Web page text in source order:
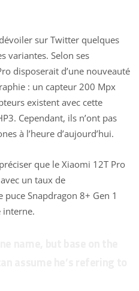
sur Twitter quelques
variantes. Selon ses
disposerait d’une nouveauté
: un capteur 200 Mpx
existent avec cette
Cependant, ils n’ont pas
à l’heure d’aujourd’hui.
que le Xiaomi 12T Pro
un taux de
Snapdragon 8+ Gen 1
interne.